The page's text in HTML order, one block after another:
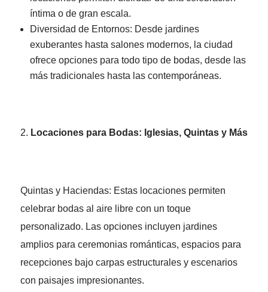
íntima o de gran escala.
Diversidad de Entornos: Desde jardines
exuberantes hasta salones modernos, la ciudad
ofrece opciones para todo tipo de bodas, desde las
más tradicionales hasta las contemporáneas.
Locaciones para Bodas: Iglesias, Quintas y Más
Quintas y Haciendas: Estas locaciones permiten
celebrar bodas al aire libre con un toque
personalizado. Las opciones incluyen jardines
amplios para ceremonias románticas, espacios para
recepciones bajo carpas estructurales y escenarios
con paisajes impresionantes.